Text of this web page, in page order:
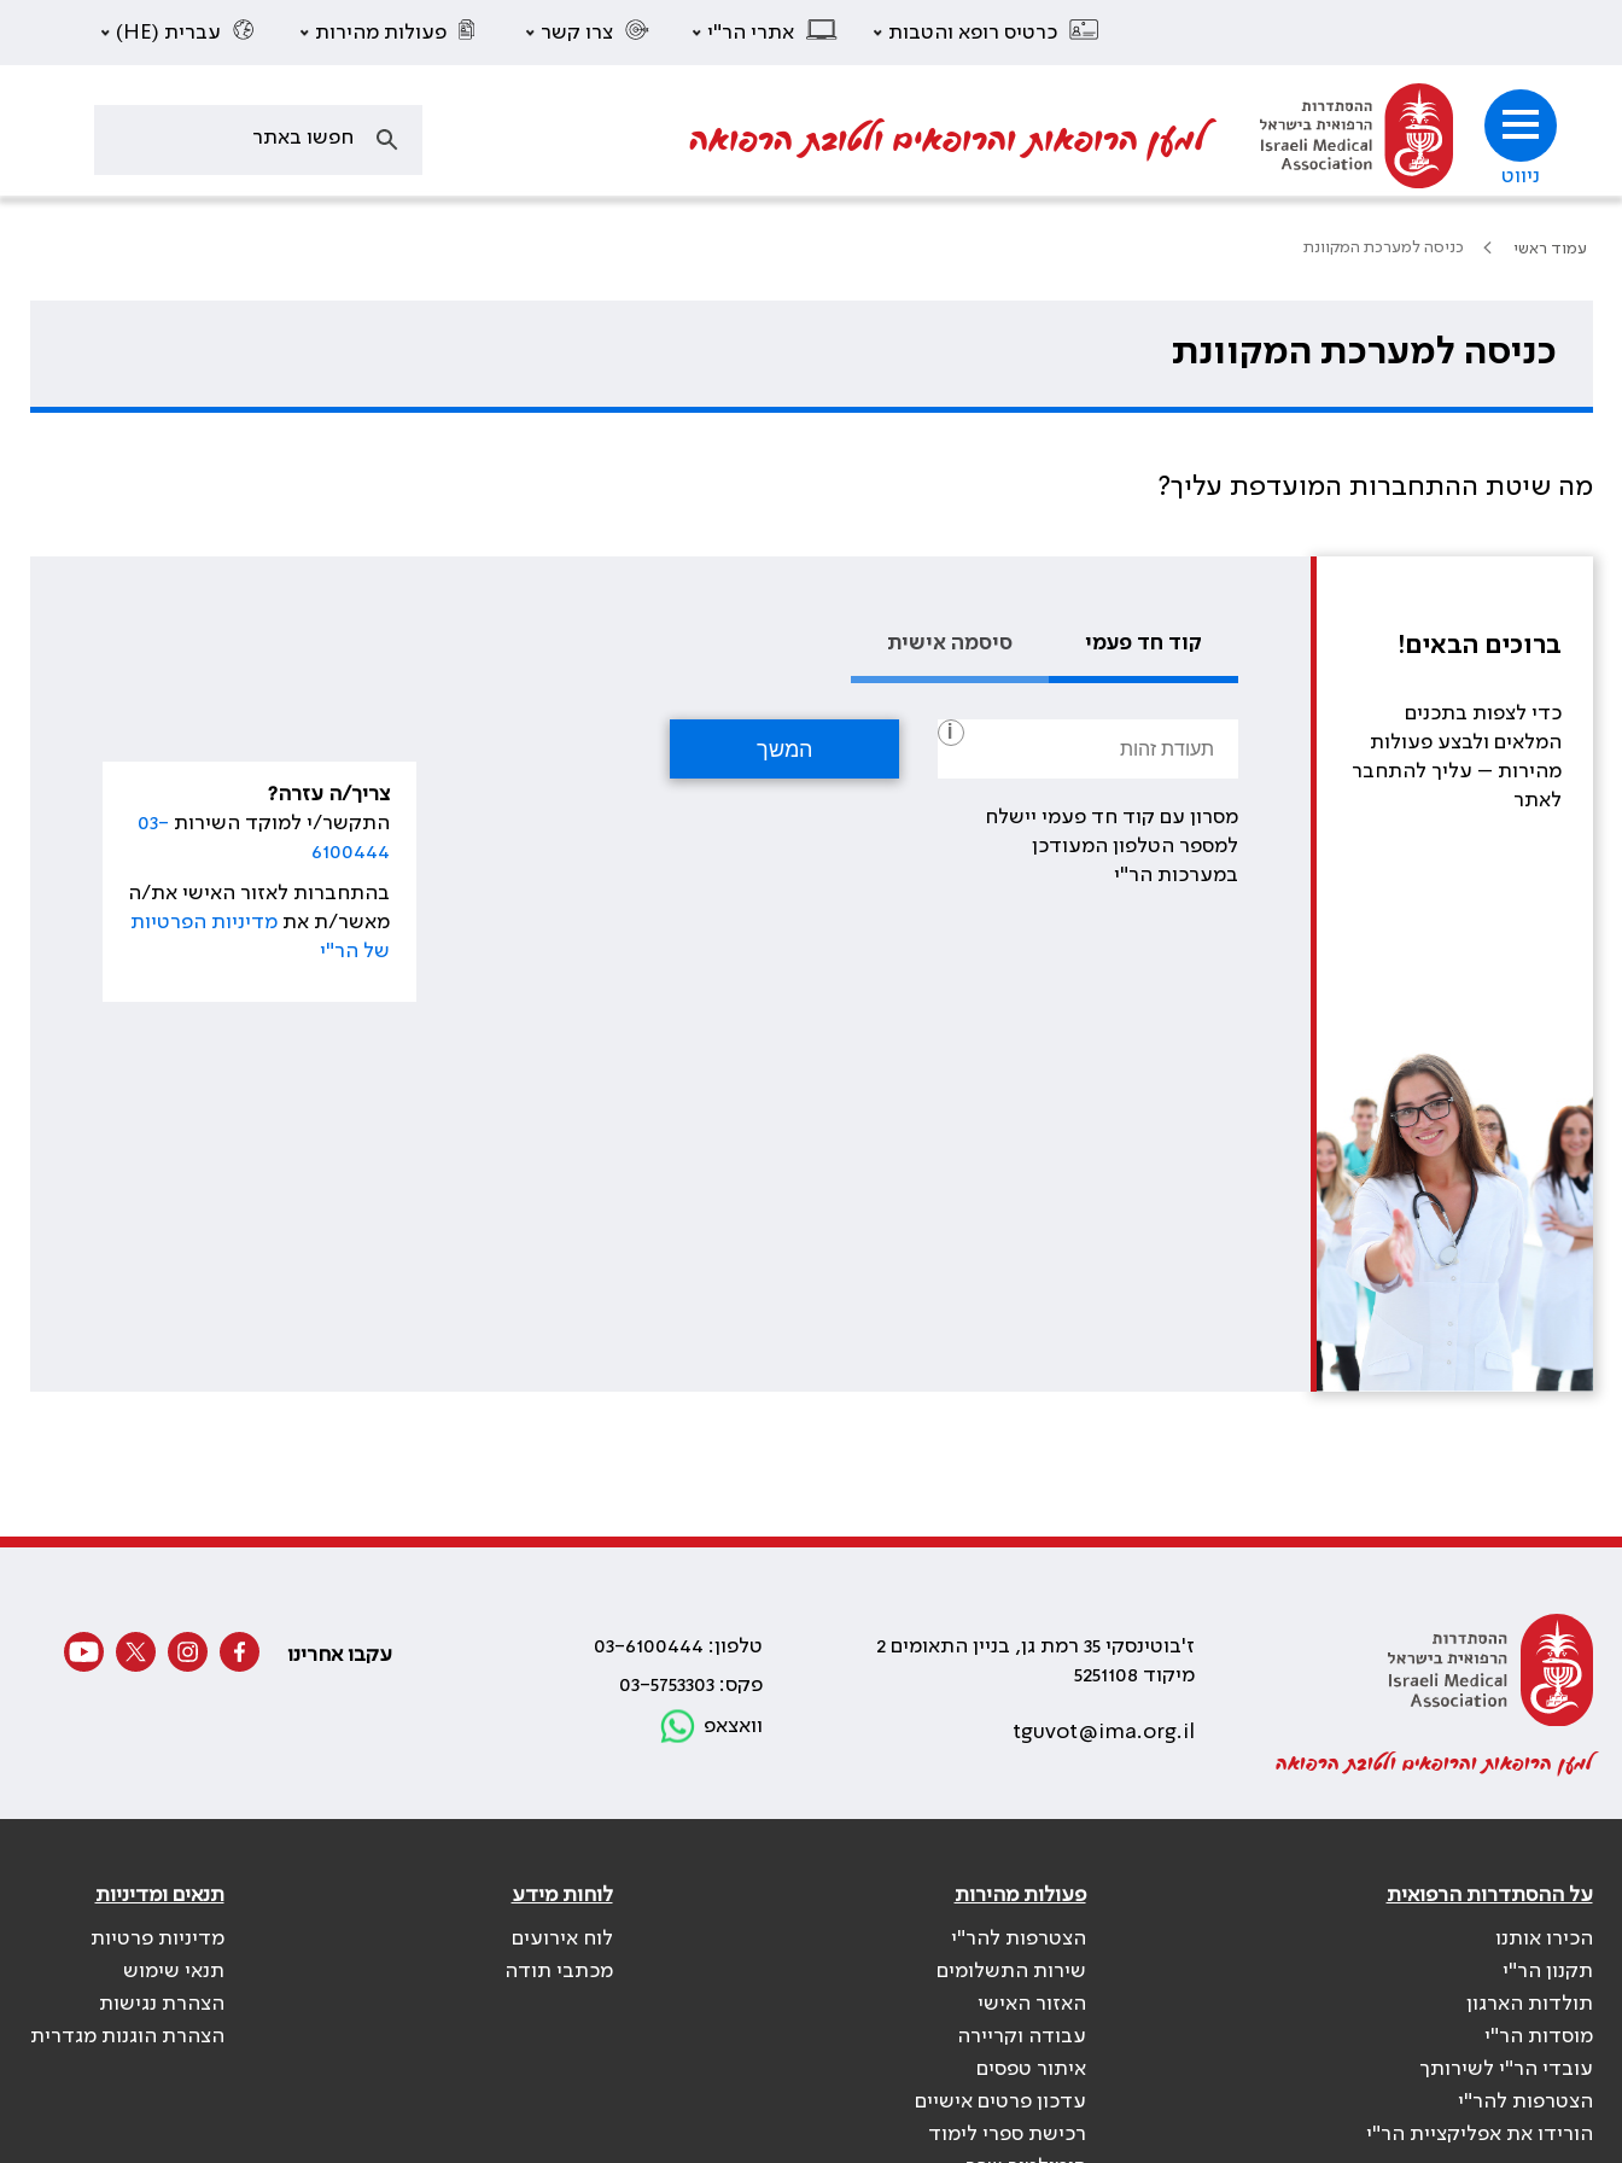
כרטיס רופא והטבות אתרי הר"י צרו קשר פעולות מהירות עברית (HE)
ניווט
למען הרופאות והרופאים ולטובת הרפואה
עמוד ראשי כניסה למערכת המקוונת
כניסה למערכת המקוונת
מה שיטת ההתחברות המועדפת עליך?
ברוכים הבאים!
כדי לצפות בתכנים
המלאים ולבצע פעולות
מהירות – עליך להתחבר
לאתר
קוד חד פעמי סיסמה אישית
i
מסרון עם קוד חד פעמי יישלח
למספר הטלפון המעודכן
במערכות הר"י
צריך/ה עזרה?
התקשר/י למוקד השירות 03-
6100444
בהתחברות לאזור האישי את/ה
מאשר/ת אתמדיניות הפרטיות
של הר"י
למען הרופאות והרופאים ולטובת הרפואה
ז'בוטינסקי 35 רמת גן, בניין התאומים 2
מיקוד 5251108
tguvot@ima.org.il
טלפון: 03-6100444
פקס: 03-5753303
וואצאפ
עקבו אחרינו
על ההסתדרות הרפואית
הכירו אותנו
תקנון הר"י
תולדות הארגון
מוסדות הר"י
עובדי הר"י לשירותך
הצטרפות להר"י
הורידו את אפליקציית הר"י
פעולות מהירות
הצטרפות להר"י
שירות התשלומים
האזור האישי
עבודה וקריירה
איתור טפסים
עדכון פרטים אישיים
רכישת ספרי לימוד
לוחות מידע
לוח אירועים
מכתבי תודה
תנאים ומדיניות
מדיניות פרטיות
תנאי שימוש
הצהרת נגישות
הצהרת הוגנות מגדרית